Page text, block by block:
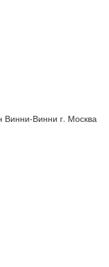
Винни-Винни г. Москва